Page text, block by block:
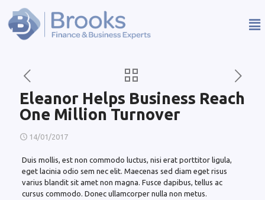
Eleanor Helps Business Reach
One Million Turnover
14/01/2017
Duis mollis, est non commodo luctus, nisi erat porttitor ligula,
eget lacinia odio sem nec elit. Maecenas sed diam eget risus
varius blandit sit amet non magna. Fusce dapibus, tellus ac
cursus commodo. Donec ullamcorper nulla non metus.